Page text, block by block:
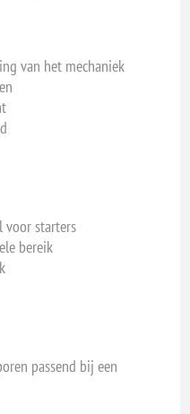
van het mechaniek
voor starters
bereik
passend bij een